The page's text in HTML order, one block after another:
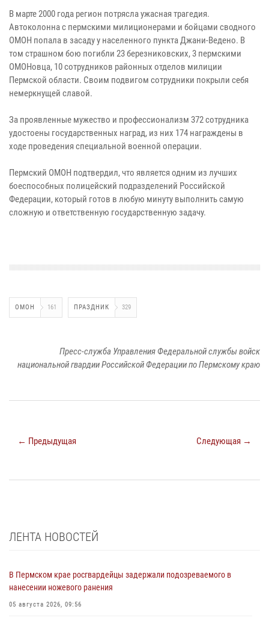
В марте 2000 года регион потрясла ужасная трагедия.
Автоколонна с пермскими милиционерами и бойцами сводного
ОМОН попала в засаду у населенного пункта Джани-Ведено. В
том страшном бою погибли 23 березниковских, 3 пермскими
ОМОНовца, 10 сотрудников районных отделов милиции
Пермской области. Своим подвигом сотрудники покрыли себя
немеркнущей славой.
За проявленные мужество и профессионализм 372 сотрудника
удостоены государственных наград, из них 174 награждены в
ходе проведения специальной военной операции.
Пермский ОМОН подтвердил, что является одним из лучших
боеспособных полицейский подразделений Российской
Федерации, который готов в любую минуту выполнить самую
сложную и ответственную государственную задачу.
ОМОН 161 ПРАЗДНИК 329
Пресс-служба Управления Федеральной службы войск
национальной гвардии Российской Федерации по Пермскому краю
← Предыдущая Следующая →
ЛЕНТА НОВОСТЕЙ
В Пермском крае росгвардейцы задержали подозреваемого в
нанесении ножевого ранения
05 августа 2026, 09:56